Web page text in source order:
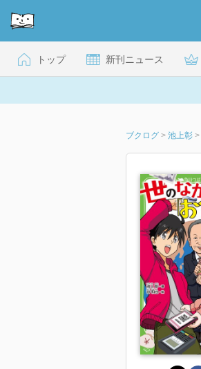
トップ 新刊ニュース
ブクログ > 池上彰 >